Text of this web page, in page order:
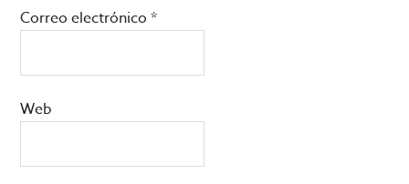
Correo electrónico*
Web